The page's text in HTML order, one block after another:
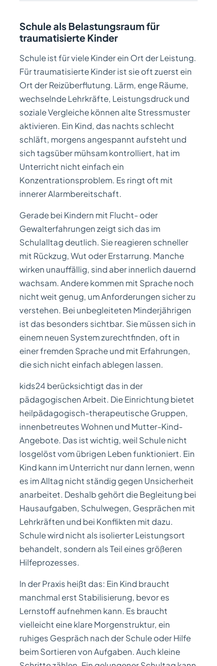
Schule als Belastungsraum für
traumatisierte Kinder
Schule ist für viele Kinder ein Ort der Leistung.
Für traumatisierte Kinder ist sie oft zuerst ein
Ort der Reizüberflutung. Lärm, enge Räume,
wechselnde Lehrkräfte, Leistungsdruck und
soziale Vergleiche können alte Stressmuster
aktivieren. Ein Kind, das nachts schlecht
schläft, morgens angespannt aufsteht und
sich tagsüber mühsam kontrolliert, hat im
Unterricht nicht einfach ein
Konzentrationsproblem. Es ringt oft mit
innerer Alarmbereitschaft.
Gerade bei Kindern mit Flucht- oder
Gewalterfahrungen zeigt sich das im
Schulalltag deutlich. Sie reagieren schneller
mit Rückzug, Wut oder Erstarrung. Manche
wirken unauffällig, sind aber innerlich dauernd
wachsam. Andere kommen mit Sprache noch
nicht weit genug, um Anforderungen sicher zu
verstehen. Bei unbegleiteten Minderjährigen
ist das besonders sichtbar. Sie müssen sich in
einem neuen System zurechtfinden, oft in
einer fremden Sprache und mit Erfahrungen,
die sich nicht einfach ablegen lassen.
kids24 berücksichtigt das in der
pädagogischen Arbeit. Die Einrichtung bietet
heilpädagogisch-therapeutische Gruppen,
innenbetreutes Wohnen und Mutter-Kind-
Angebote. Das ist wichtig, weil Schule nicht
losgelöst vom übrigen Leben funktioniert. Ein
Kind kann im Unterricht nur dann lernen, wenn
es im Alltag nicht ständig gegen Unsicherheit
anarbeitet. Deshalb gehört die Begleitung bei
Hausaufgaben, Schulwegen, Gesprächen mit
Lehrkräften und bei Konflikten mit dazu.
Schule wird nicht als isolierter Leistungsort
behandelt, sondern als Teil eines größeren
Hilfeprozesses.
In der Praxis heißt das: Ein Kind braucht
manchmal erst Stabilisierung, bevor es
Lernstoff aufnehmen kann. Es braucht
vielleicht eine klare Morgenstruktur, ein
ruhiges Gespräch nach der Schule oder Hilfe
beim Sortieren von Aufgaben. Auch kleine